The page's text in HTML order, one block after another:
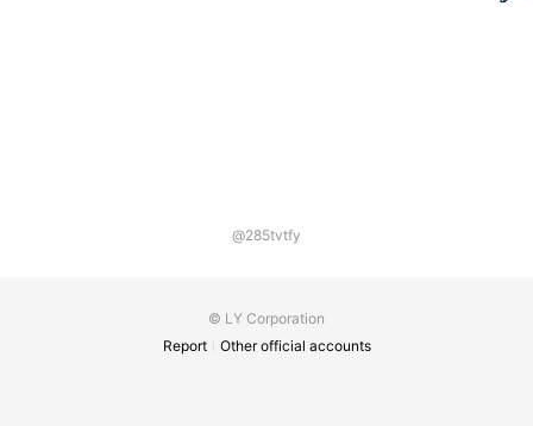
@285tvtfy
© LY Corporation
Report
Other official accounts